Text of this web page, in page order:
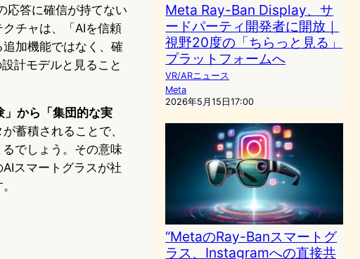
応答に確信が持てない
チャは、「AIを信頼
加機能ではなく、確
計モデルと見ること
から「集団的な実
蓄積されることで、
でしょう。その意味
スマートグラスが社
Meta Ray-Ban Display、サ
ードパーティ開発者に開放｜
視野20度の「ちらっと見る」
プラットフォームへ
VR/ARニュース
Meta
2026年5月15日17:00
“MetaのRay-Banスマートグ
ラス、Instagramへの直接共